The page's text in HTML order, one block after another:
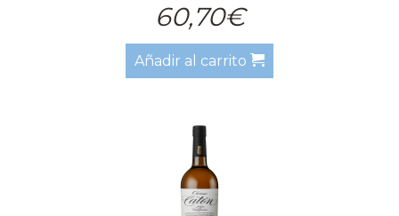
60,70€
Añadir al carrito